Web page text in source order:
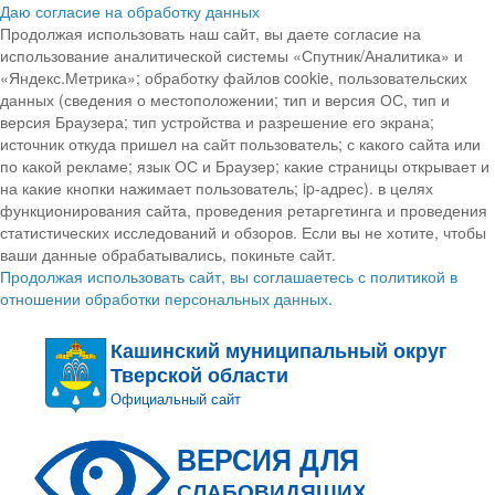
Даю согласие на обработку данных
Продолжая использовать наш сайт, вы даете согласие на
использование аналитической системы «Спутник/Аналитика» и
«Яндекс.Метрика»; обработку файлов cookie, пользовательских
данных (сведения о местоположении; тип и версия ОС, тип и
версия Браузера; тип устройства и разрешение его экрана;
источник откуда пришел на сайт пользователь; с какого сайта или
по какой рекламе; язык ОС и Браузер; какие страницы открывает и
на какие кнопки нажимает пользователь; ip-адрес). в целях
функционирования сайта, проведения ретаргетинга и проведения
статистических исследований и обзоров. Если вы не хотите, чтобы
ваши данные обрабатывались, покиньте сайт.
Продолжая использовать сайт, вы соглашаетесь с политикой в
отношении обработки персональных данных.